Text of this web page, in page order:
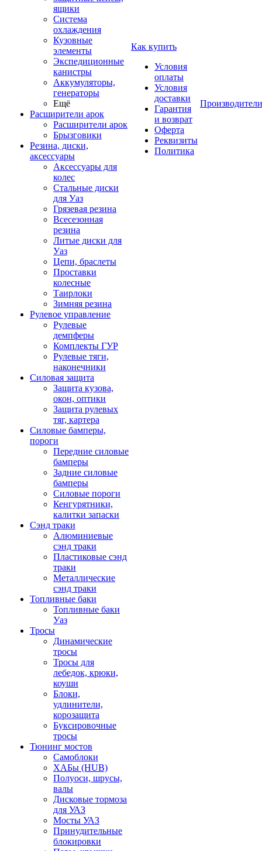
ящики
Система
охлаждения
Кузовные
элементы
Экспедиционные
канистры
Аккумуляторы,
генераторы
Ещё
Расширители арок
Расширители арок
Брызговики
Резина, диски,
аксессуары
Аксессуары для
колес
Стальные диски
для Уаз
Грязевая резина
Всесезонная
резина
Литые диски для
Уаз
Цепи, браслеты
Проставки
колесные
Таирлоки
Зимняя резина
Рулевое управление
Рулевые
демпферы
Комплекты ГУР
Рулевые тяги,
наконечники
Силовая защита
Защита кузова,
окон, оптики
Защита рулевых
тяг, картера
Силовые бамперы,
пороги
Передние силовые
бамперы
Задние силовые
бамперы
Силовые пороги
Кенгурятники,
калитки запаски
Сэнд траки
Алюминиевые
сэнд траки
Пластиковые сэнд
траки
Металлические
сэнд траки
Топливные баки
Топливные баки
Уаз
Тросы
Динамические
тросы
Тросы для
лебедок, крюки,
коуши
Блоки,
удлинители,
корозащита
Буксировочные
тросы
Тюнинг мостов
Самоблоки
ХАБы (HUB)
Полуоси, шрусы,
валы
Дисковые тормоза
для УАЗ
Мосты УАЗ
Принудительные
блокировки
Как купить
Условия
оплаты
Условия
доставки
Гарантия
и возврат
Оферта
Реквизиты
Политика
Производители